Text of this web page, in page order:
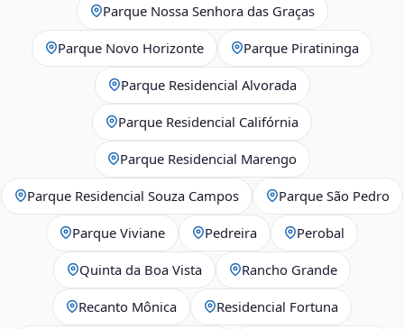
Parque Nossa Senhora das Graças
Parque Novo Horizonte Parque Piratininga
Parque Residencial Alvorada
Parque Residencial Califórnia
Parque Residencial Marengo
Parque Residencial Souza Campos Parque São Pedro
Parque Viviane Pedreira Perobal
Quinta da Boa Vista Rancho Grande
Recanto Mônica Residencial Fortuna